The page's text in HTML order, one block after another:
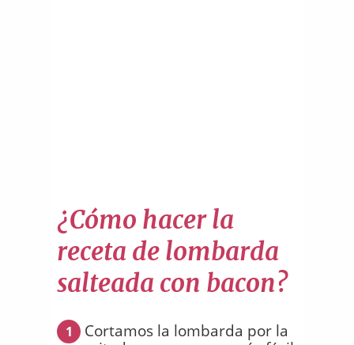
¿Cómo hacer la
receta de lombarda
salteada con bacon?
1
Cortamos la lombarda por la